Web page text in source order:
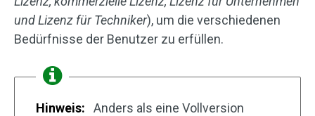
und Lizenz für Techniker), um die verschiedenen
Bedürfnisse der Benutzer zu erfüllen.
Hinweis:
Anders als eine Vollversion